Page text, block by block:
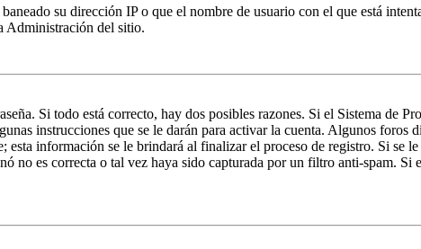
su dirección IP o que el nombre de usuario con el que está
Administración del sitio.
Si todo está correcto, hay dos posibles razones. Si el Sistema de
instrucciones que se le darán para activar la cuenta. Algunos foros
esta información se le brindará al finalizar el proceso de registro. Si se
no es correcta o tal vez haya sido capturada por un filtro anti-spam.